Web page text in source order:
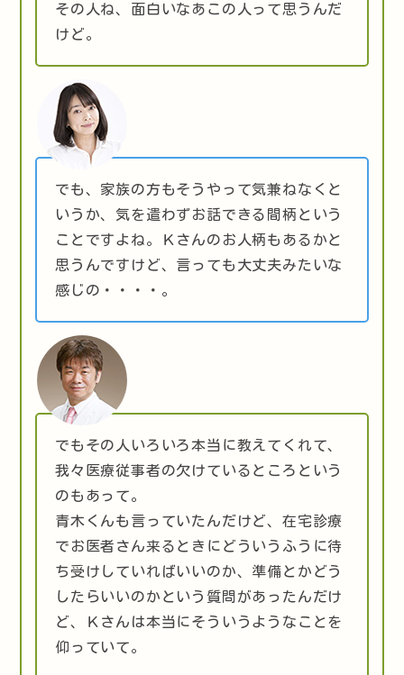
その人ね、面白いなあこの人って思うんだ
けど。
でも、家族の方もそうやって気兼ねなくと
いうか、気を遣わずお話できる間柄という
ことですよね。Ｋさんのお人柄もあるかと
思うんですけど、言っても大丈夫みたいな
感じの・・・・。
でもその人いろいろ本当に教えてくれて、
我々医療従事者の欠けているところという
のもあって。
青木くんも言っていたんだけど、在宅診療
でお医者さん来るときにどういうふうに待
ち受けしていればいいのか、準備とかどう
したらいいのかという質問があったんだけ
ど、Ｋさんは本当にそういうようなことを
仰っていて。